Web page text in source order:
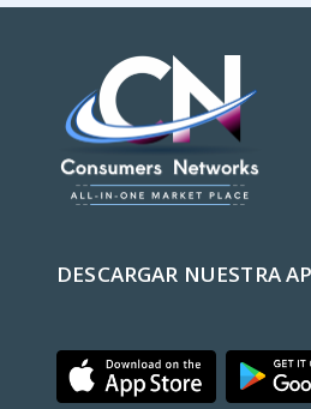
DESCARGAR NUESTRA